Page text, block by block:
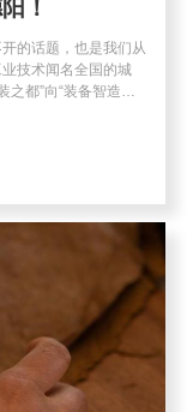
！
的话题，也是我们从
技术闻名全国的城
之都”向“装备智造…